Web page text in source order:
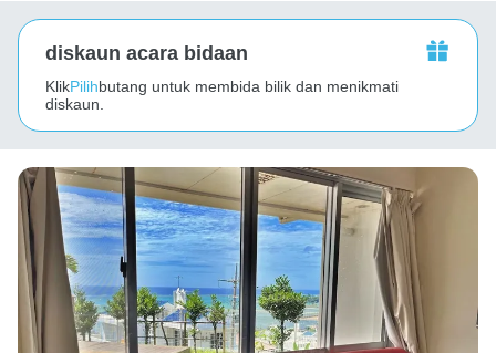
diskaun acara bidaan
KlikPilihbutang untuk membida bilik dan menikmati
diskaun.